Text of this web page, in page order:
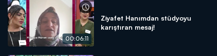
00:06:11
Ziyafet Hanımdan stüdyoyu
karıştıran mesaj!